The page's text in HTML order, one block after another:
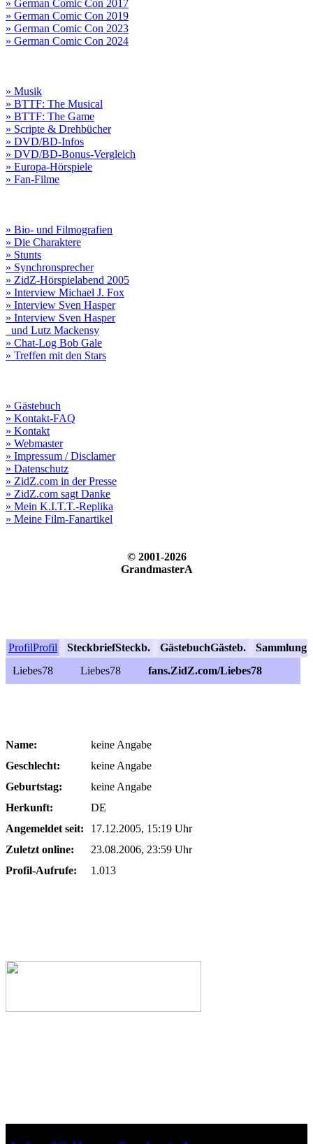
» German Comic Con 2017
» German Comic Con 2019
» German Comic Con 2023
» German Comic Con 2024
» Musik
» BTTF: The Musical
» BTTF: The Game
» Scripte & Drehbücher
» DVD/BD-Infos
» DVD/BD-Bonus-Vergleich
» Europa-Hörspiele
» Fan-Filme
» Bio- und Filmografien
» Die Charaktere
» Stunts
» Synchronsprecher
» ZidZ-Hörspielabend 2005
» Interview Michael J. Fox
» Interview Sven Hasper
» Interview Sven Hasper
und Lutz Mackensy
» Chat-Log Bob Gale
» Treffen mit den Stars
» Gästebuch
» Kontakt-FAQ
» Kontakt
» Webmaster
» Impressum / Disclamer
» Datenschutz
» ZidZ.com in der Presse
» ZidZ.com sagt Danke
» Mein K.I.T.T.-Replika
» Meine Film-Fanartikel
© 2001-2026
GrandmasterA
ProfilProfil SteckbriefSteckb. GästebuchGästeb. Sammlung
Liebes78
Liebes78 fans.ZidZ.com/Liebes78
Name:
keine Angabe
Geschlecht:
keine Angabe
Geburtstag:
keine Angabe
Herkunft:
DE
Angemeldet seit:
17.12.2005, 15:19 Uhr
Zuletzt online:
23.08.2006, 23:59 Uhr
Profil-Aufrufe:
1.013